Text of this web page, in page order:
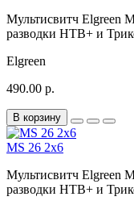
Мультисвитч Elgreen
разводки НТВ+ и
Elgreen
490.00 р.
В корзину
MS 26 2х6
Мультисвитч Elgreen
разводки НТВ+ и